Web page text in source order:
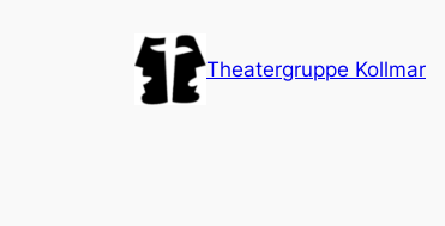
Theatergruppe Kollmar